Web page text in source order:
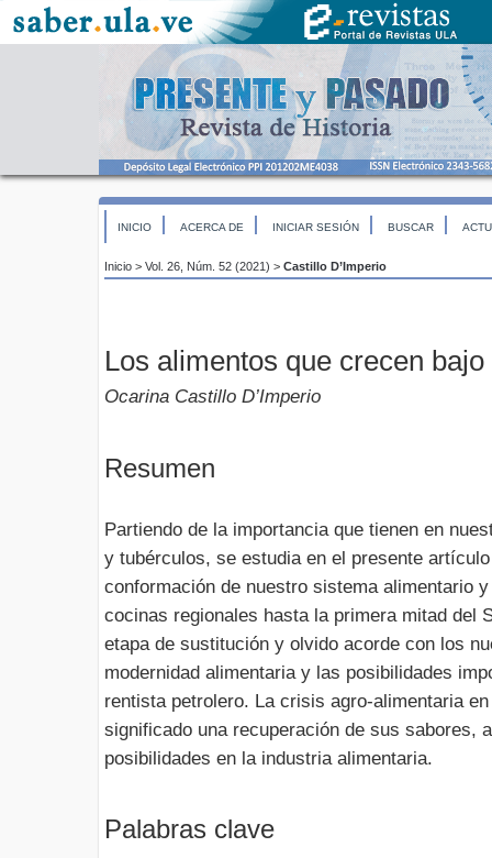
INICIO ACERCA DE INICIAR SESIÓN BUSCAR
Inicio > Vol. 26, Núm. 52 (2021) > Castillo D’Imperio
Los alimentos que crecen
Ocarina Castillo D’Imperio
Resumen
Partiendo de la importancia que tienen en
y tubérculos, se estudia en el presente
conformación de nuestro sistema alimentario
cocinas regionales hasta la primera mitad del
etapa de sustitución y olvido acorde con los
modernidad alimentaria y las posibilidades
rentista petrolero. La crisis agro-alimentaria
significado una recuperación de sus sabores,
posibilidades en la industria alimentaria.
Palabras clave